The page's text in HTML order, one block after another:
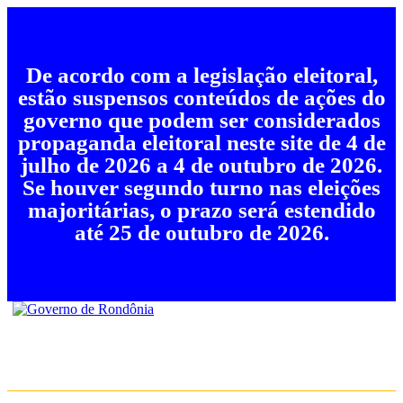
De acordo com a legislação eleitoral,
estão suspensos conteúdos de ações do
governo que podem ser considerados
propaganda eleitoral neste site de 4 de
julho de 2026 a 4 de outubro de 2026.
Se houver segundo turno nas eleições
majoritárias, o prazo será estendido
até 25 de outubro de 2026.